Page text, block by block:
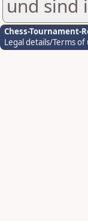
und sind
Chess-Tournament-
Legal details/Terms of